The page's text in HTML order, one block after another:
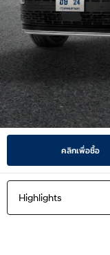
คลิกเพื่อซื้อ
Highlights